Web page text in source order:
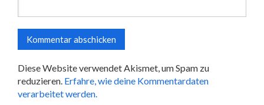
Diese Website verwendet Akismet, um Spam zu
reduzieren. Erfahre, wie deine Kommentardaten
verarbeitet werden.